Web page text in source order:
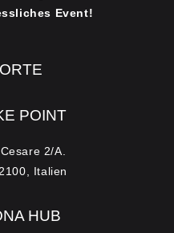
Event!
POINT
2/A.
Italien
HUB